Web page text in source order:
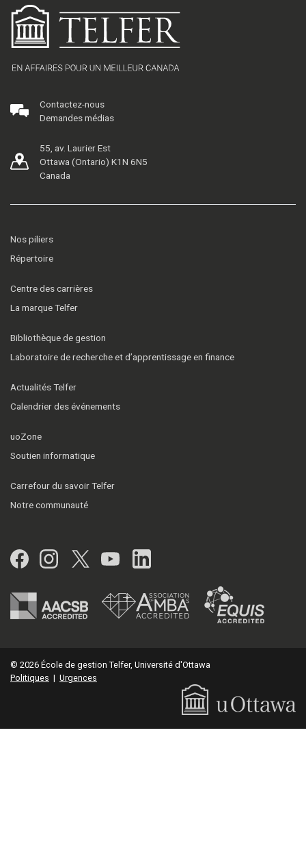
Contactez-nous
Demandes médias
55, av. Laurier Est
Ottawa (Ontario) K1N 6N5
Canada
Nos piliers
Répertoire
Centre des carrières
La marque Telfer
Bibliothèque de gestion
Laboratoire de recherche et d’apprentissage en finance
Actualités Telfer
Calendrier des événements
uoZone
Soutien informatique
Carrefour du savoir Telfer
Notre communauté
Facebook
Instagram
Twitter
YouTubeLinkedIn
© 2026 École de gestion Telfer, Université d'Ottawa
Politiques | Urgences